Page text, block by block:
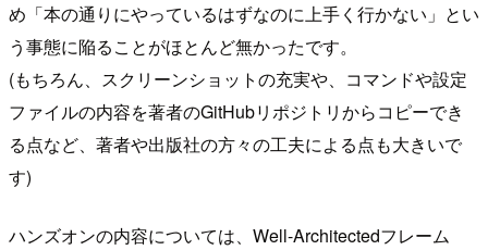
め「本の通りにやっているはずなのに上手く行かない」とい
う事態に陥ることがほとんど無かったです。
(もちろん、スクリーンショットの充実や、コマンドや設定
ファイルの内容を著者のGitHubリポジトリからコピーでき
る点など、著者や出版社の方々の工夫による点も大きいで
す)
ハンズオンの内容については、Well-Architectedフレーム